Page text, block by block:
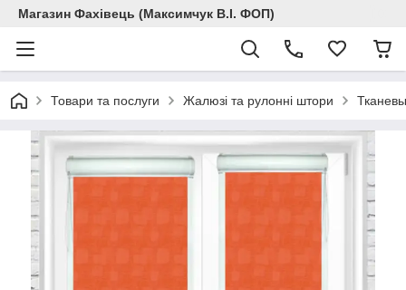
Магазин Фахівець (Максимчук В.І. ФОП)
Товари та послуги Жалюзі та рулонні штори